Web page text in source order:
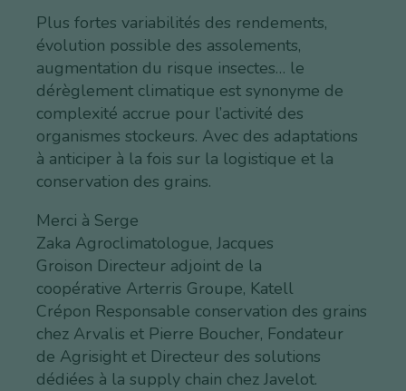
Plus fortes variabilités des rendements,
évolution possible des assolements,
augmentation du risque insectes… le
dérèglement climatique est synonyme de
complexité accrue pour l’activité des
organismes stockeurs. Avec des adaptations
à anticiper à la fois sur la logistique et la
conservation des grains.
Merci à Serge
Zaka Agroclimatologue, Jacques
Groison Directeur adjoint de la
coopérative Arterris Groupe, Katell
Crépon Responsable conservation des grains
chez Arvalis et Pierre Boucher, Fondateur
de Agrisight et Directeur des solutions
dédiées à la supply chain chez Javelot.